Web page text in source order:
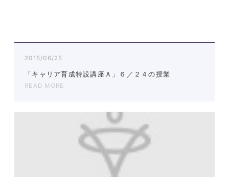
2015/06/25
「キャリア育成特設講座Ａ」６／２４の授業
READ MORE